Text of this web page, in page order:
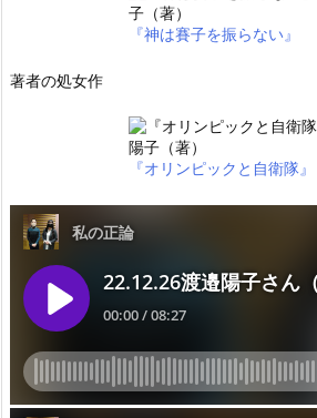
『神は賽子を振らない』
著者の処女作
『オリンピックと自衛隊』